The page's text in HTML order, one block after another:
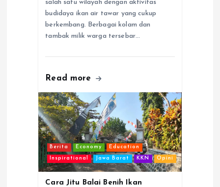
salah satu wilayah dengan aktivitas
budidaya ikan air tawar yang cukup
berkembang. Berbagai kolam dan
tambak milik warga tersebar…
Read more
Berita Economy Education
Inspirational Jawa Barat KKN Opini
Cara Jitu Balai Benih Ikan